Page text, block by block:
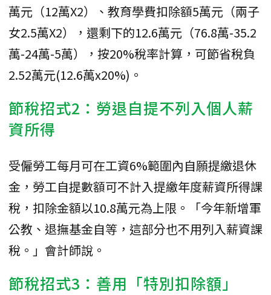
萬元（12萬X2）、教育學費扣除額5萬元（兩子
女2.5萬X2），還剩下的12.6萬元（76.8萬-35.2
萬-24萬-5萬），按20%稅率計算，可節省稅負
2.52萬元(12.6萬x20%)。
節稅招式2：勞退自提不列入個人薪
資所得
受僱勞工每月可在工資6%範圍內自願提繳退休
金，勞工自提數額可不計入提繳年度薪資所得課
稅，扣除金額以10.8萬元為上限。「今年新增軍
公教、退撫基金自等，這部分也不用列入薪資課
稅。」會計師說。
節稅招式3：善用「特別扣除額」